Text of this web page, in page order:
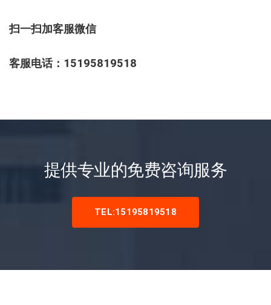
扫一扫加客服微信
客服电话：15195819518
提供专业的免费咨询服务
TEL:15195819518